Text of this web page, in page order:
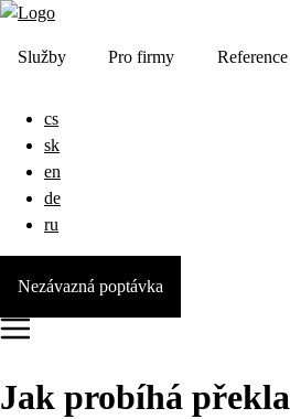
Služby Pro firmy Reference
cs
sk
en
de
ru
Nezávazná poptávka
Jak probíhá